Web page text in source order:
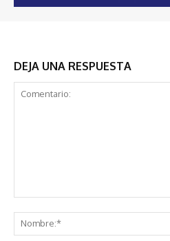
DEJA UNA RESPUESTA